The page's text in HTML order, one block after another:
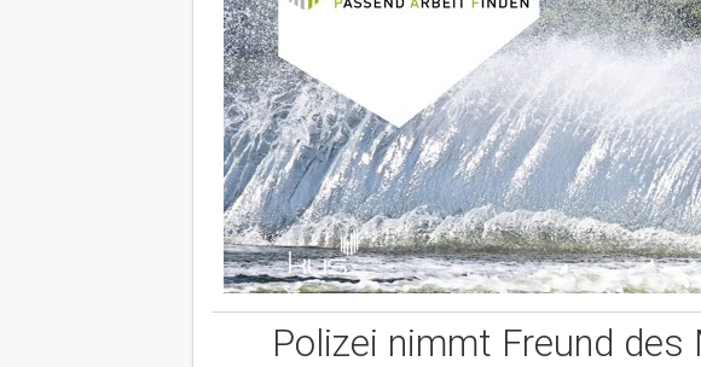
Polizei nimmt Freund